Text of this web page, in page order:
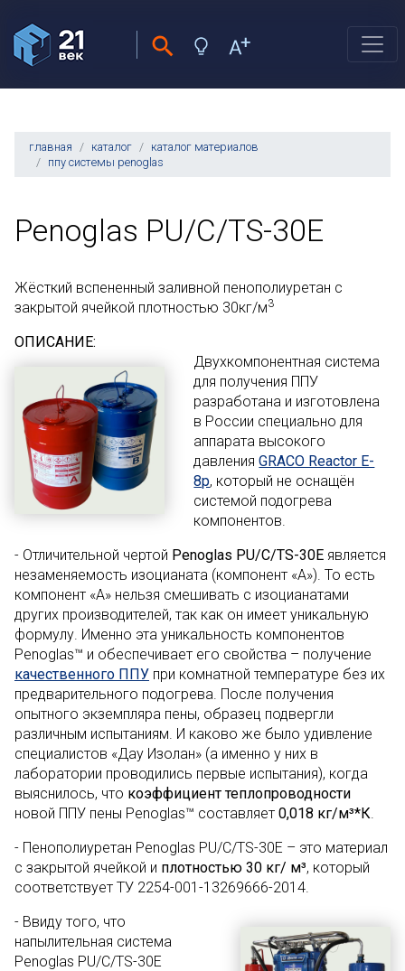
главная каталог
каталог материалов
ппу системы penoglas
Penoglas PU/C/TS-30E
Жёсткий вспененный заливной пенополиуретан с
закрытой ячейкой плотностью 30кг/м3
ОПИСАНИЕ:
Двухкомпонентная система
для получения ППУ
разработана и изготовлена
в России специально для
аппарата высокого
давленияGRACO Reactor E-
8p, который не оснащён
системой подогрева
компонентов.
- Отличительной чертой Penoglas PU/C/TS-30E является
незаменяемость изоцианата (компонент «А»). То есть
компонент «A» нельзя смешивать с изоцианатами
других производителей, так как он имеет уникальную
формулу. Именно эта уникальность компонентов
Penoglas™ и обеспечивает его свойства – получение
качественного ППУ при комнатной температуре без их
предварительного подогрева. После получения
опытного экземпляра пены, образец подвергли
различным испытаниям. И каково же было удивление
специалистов «Дау Изолан» (а именно у них в
лаборатории проводились первые испытания), когда
выяснилось, что коэффициент теплопроводности
новой ППУ пены Penoglas™ составляет 0,018 кг/м³*К.
- Пенополиуретан Penoglas PU/C/TS-30E – это материал
с закрытой ячейкой и плотностью 30 кг/ м³, который
соответствует ТУ 2254-001-13269666-2014.
- Ввиду того, что
напылительная система
Penoglas PU/C/TS-30E